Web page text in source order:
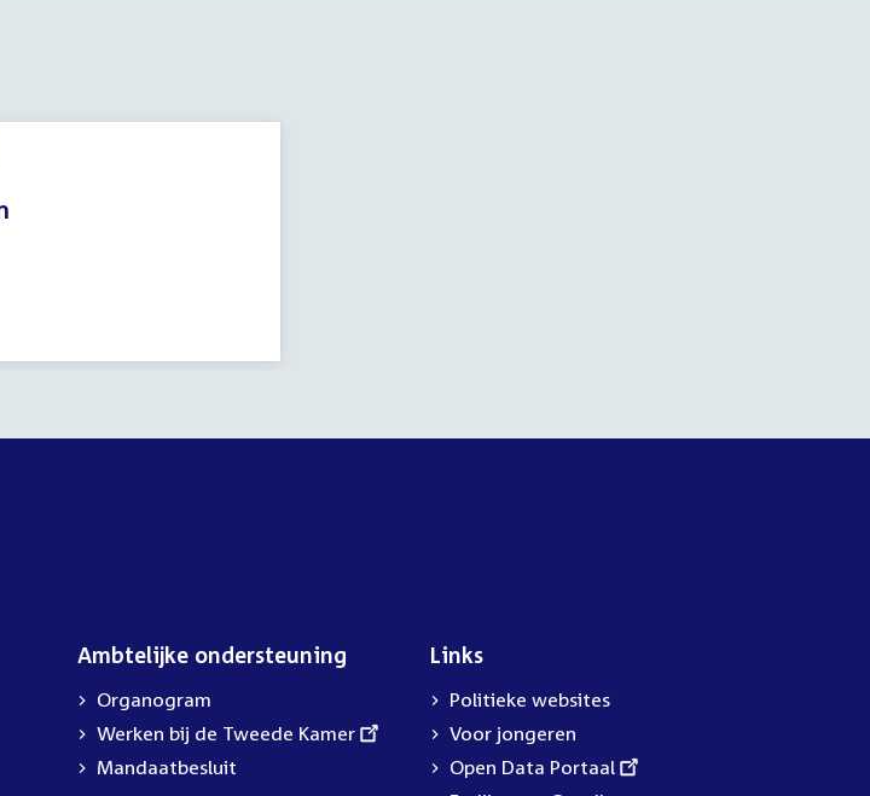
Ambtelijke ondersteuning
Organogram
External
link:
Werken bij de Tweede Kamer
Mandaatbesluit
Links
Politieke websites
Voor jongeren
External
link:
Open Data Portaal